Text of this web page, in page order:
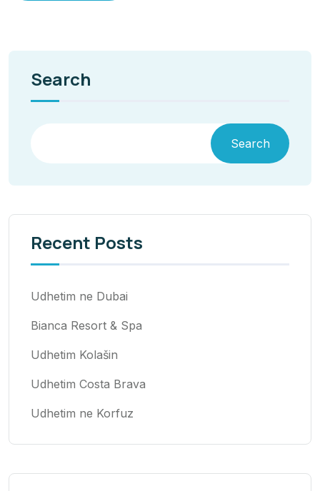
Search
Search
Recent Posts
Udhetim ne Dubai
Bianca Resort & Spa
Udhetim Kolašin
Udhetim Costa Brava
Udhetim ne Korfuz